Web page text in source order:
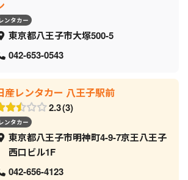
レンタカー
東京都八王子市大塚500-5
042-653-0543
産レンタカー 八王子駅前
2.3 3
レンタカー
東京都八王子市明神町4-9-7京王八王子
西口ビル1F
042-656-4123